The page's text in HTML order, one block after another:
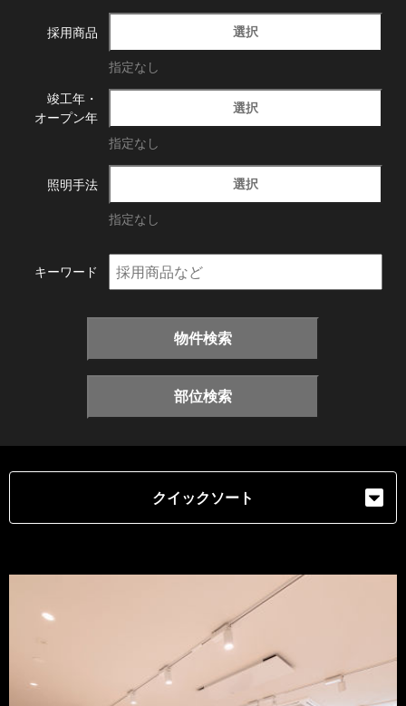
採用商品 選択
指定なし
竣工年・
オープン年
選択
指定なし
照明手法 選択
指定なし
キーワード
物件検索
部位検索
クイックソート